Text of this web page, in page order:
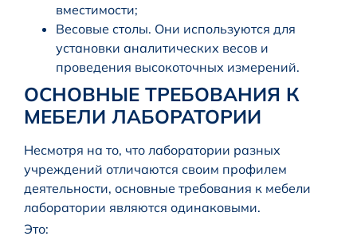
вместимости;
Весовые столы. Они используются для
установки аналитических весов и
проведения высокоточных измерений.
ОСНОВНЫЕ ТРЕБОВАНИЯ К
МЕБЕЛИ ЛАБОРАТОРИИ
Несмотря на то, что лаборатории разных
учреждений отличаются своим профилем
деятельности, основные требования к мебели
лаборатории являются одинаковыми.
Это: